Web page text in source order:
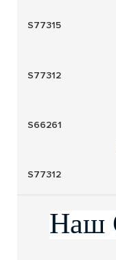
S77315
S77312
S66261
S77312
Наш